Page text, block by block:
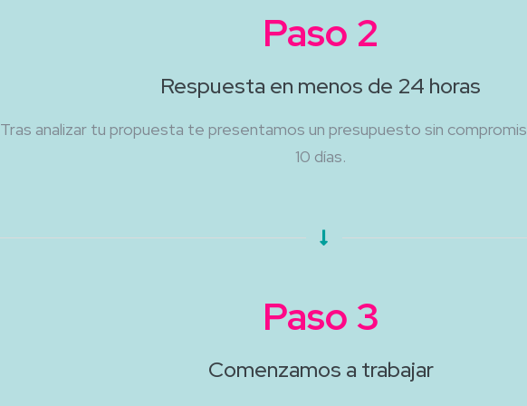
Paso 2
Respuesta en menos de 24 horas
Tras analizar tu propuesta te presentamos un presupuesto sin
10 días.
Paso 3
Comenzamos a trabajar